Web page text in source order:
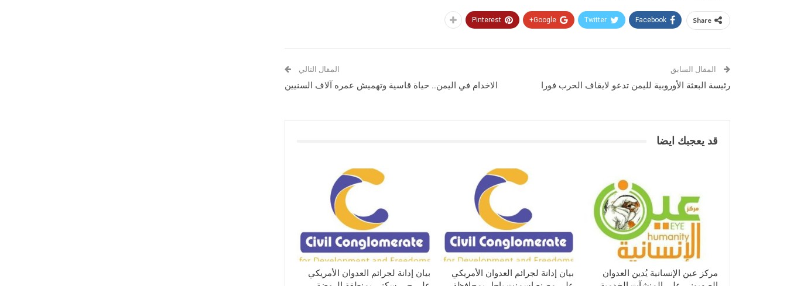
Share
Facebook
Twitter
Google+
Pinterest
المقال السابق
رئيسة البعثة الأوروبية لليمن تدعو لايقاف الحرب فورا
المقال التالي
الاخدام في اليمن.. حياة قاسية وتهميش عمره آلاف السنيين
قد يعجبك ايضا
مركز عين الإنسانية يُدين العدوان
بيان إدانة لجرائم العدوان الأمريكي
بيان إدانة لجرائم العدوان الأمريكي